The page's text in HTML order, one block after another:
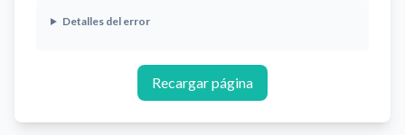
Detalles del error
Recargar página